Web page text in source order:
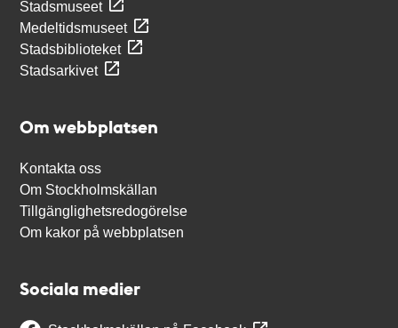
Stadsmuseet
Medeltidsmuseet
Stadsbiblioteket
Stadsarkivet
Om webbplatsen
Kontakta oss
Om Stockholmskällan
Tillgänglighetsredogörelse
Om kakor på webbplatsen
Sociala medier